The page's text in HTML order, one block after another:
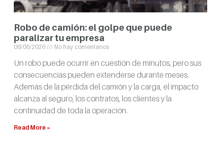
Robo de camión: el golpe que puede
paralizar tu empresa
08/06/2026 No hay comentarios
Un robo puede ocurrir en cuestión de minutos, pero sus
consecuencias pueden extenderse durante meses.
Además de la pérdida del camión y la carga, el impacto
alcanza al seguro, los contratos, los clientes y la
continuidad de toda la operación.
Read More »